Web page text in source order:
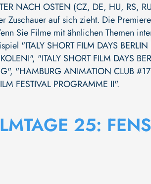
NACH OSTEN (CZ, DE, HU, RS,
Zuschauer auf sich zieht. Die
Sie Filme mit ähnlichen Themen
"ITALY SHORT FILM DAYS
, "ITALY SHORT FILM DAYS
, "HAMBURG ANIMATION CLUB
FESTIVAL PROGRAMME II".
25: